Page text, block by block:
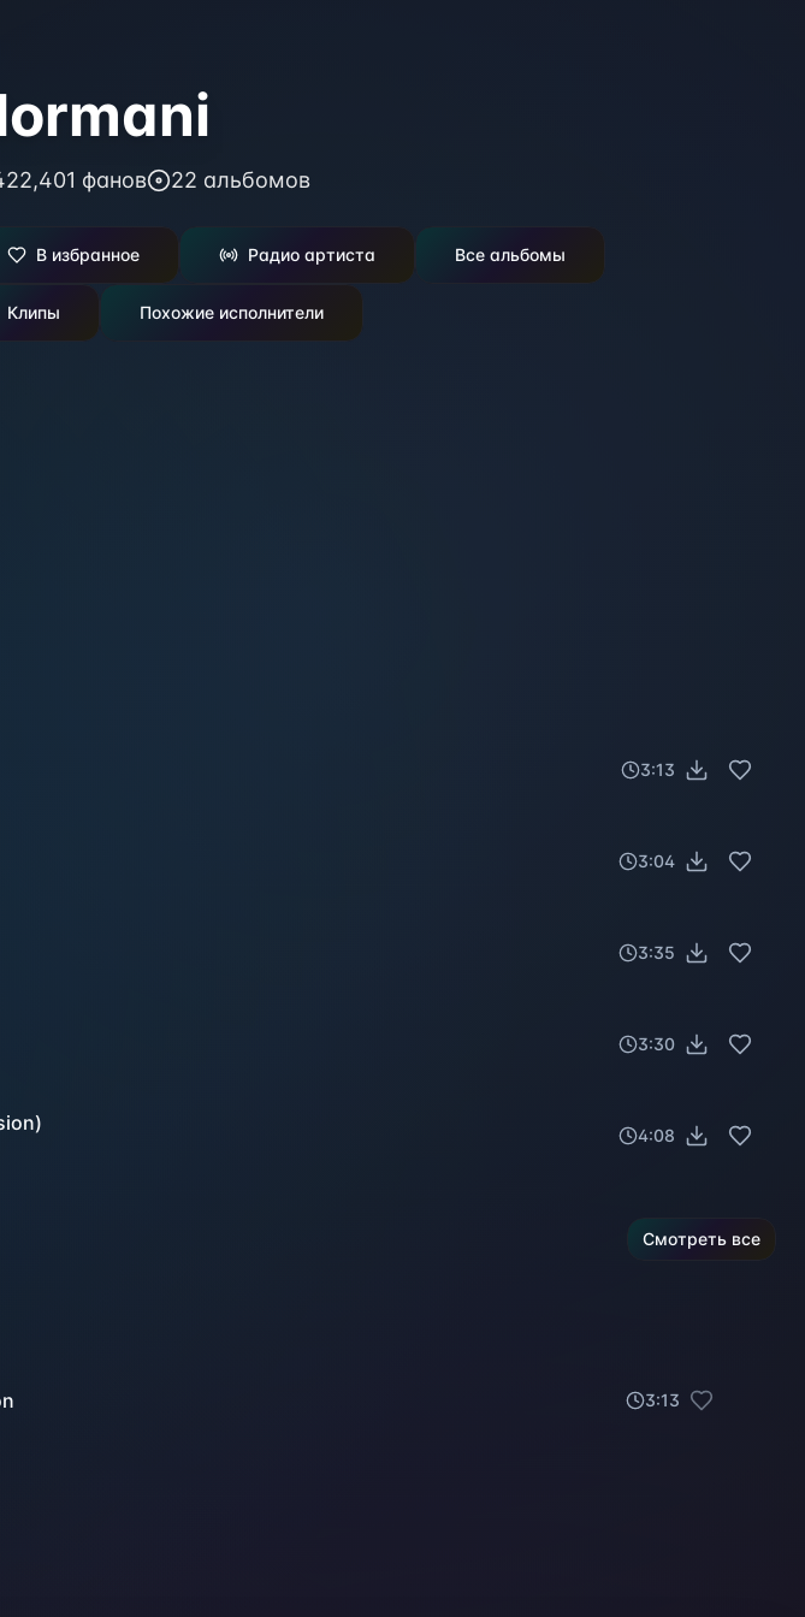
фанов 22 альбомов
В избранное Радио артиста Все альбомы
Клипы Похожие исполнители
3:13
3:04
3:35
3:30
4:08
Смотреть все
3:13